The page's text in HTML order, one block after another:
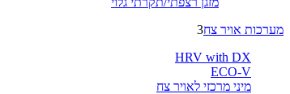
מערכות אויר צח3
HRV with DX
ECO-V
מיני מרכזי לאויר צח